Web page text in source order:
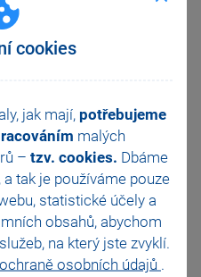
cookies
jak mají, potřebujeme
malých
– tzv. cookies. Dbáme
tak je používáme pouze
statistické účely a
obsahů, abychom
na který jste zvyklí.
osobních údajů .
) telefonicky nebo
od 8:00 do 16:00
můžete navštívit na